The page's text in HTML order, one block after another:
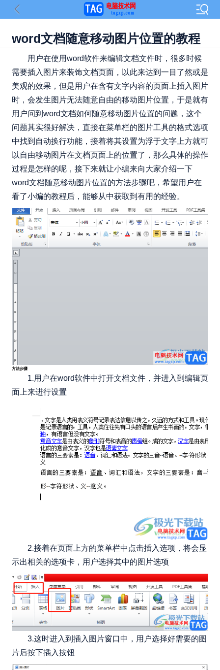
​word文档随意移动图片位置的教程
用户在使用word软件来编辑文档文件时，很多时候
需要插入图片来装饰文档页面，以此来达到一目了然或是
美观的效果，但是用户在含有文字内容的页面上插入图片
时，会发生图片无法随意自由的移动图片位置，于是就有
用户问到word文档如何随意移动图片位置的问题，这个
问题其实很好解决，直接在菜单栏的图片工具的格式选项
中找到自动换行功能，接着将其设置为浮于文字上方就可
以自由移动图片在文档页面上的位置了，那么具体的操作
过程是怎样的呢，接下来就让小编来向大家介绍一下
word文档随意移动图片位置的方法步骤吧，希望用户在
看了小编的教程后，能够从中获取到有用的经验。
方法步骤
1.用户在word软件中打开文档文件，并进入到编辑页
面上来进行设置
2.接着在页面上方的菜单栏中点击插入选项，将会显
示出相关的选项卡，用户选择其中的图片选项
3.这时进入到插入图片窗口中，用户选择好需要的图
片后按下插入按钮